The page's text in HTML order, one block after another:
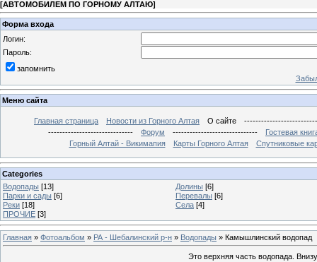
[АВТОМОБИЛЕМ ПО ГОРНОМУ АЛТАЮ]
Форма входа
Логин:
Пароль:
запомнить
Меню сайта
Главная страница Новости из Горного Алтая О сайте
------------------------------
Форум ------------------------------
Гостевая
Горный Алтай - Викимапия
Карты Горного Алтая Спутниковые
Categories
Водопады [13] Долины [6]
Парки и сады [6] Перевалы [6]
Реки [18] Села [4]
ПРОЧИЕ [3]
Главная » Фотоальбом » РА - Шебалинский р-н » Водопады » Камышлинский водопад
Это верхняя часть водопада.